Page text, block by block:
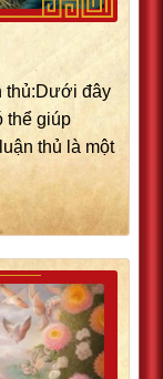
thủ:Dưới đây
thể giúp
thủ là một